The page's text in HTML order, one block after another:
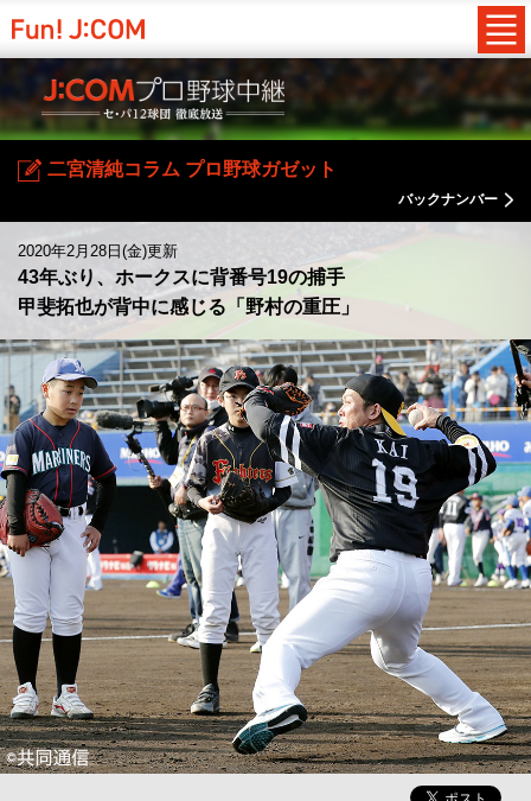
二宮清純コラム プロ野球ガゼット
バックナンバー
2020年2月28日(金)更新
43年ぶり、ホークスに背番号19の捕手
甲斐拓也が背中に感じる「野村の重圧」